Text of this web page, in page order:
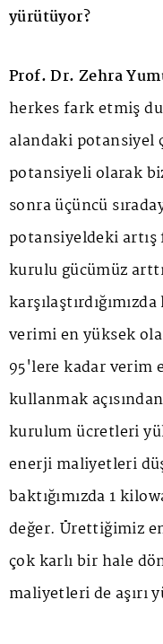
yürütüyor?
Prof. Dr. Zehra
herkes fark etmiş
alandaki potansiyel
potansiyeli olarak
sonra üçüncü
potansiyeldeki artış
kurulu gücümüz
verimi en yüksek
95'lere kadar verim
kullanmak
kurulum ücretleri
enerji maliyetleri
baktığımızda 1
değer. Ürettiğimiz
çok karlı bir hale
maliyetleri de aşırı